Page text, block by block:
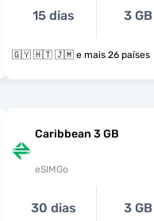
15 dias 3 GB
🇬🇾 🇭🇹 🇯🇲 e mais 26 países
Caribbean 3 GB
eSIMGo
30 dias 3 GB